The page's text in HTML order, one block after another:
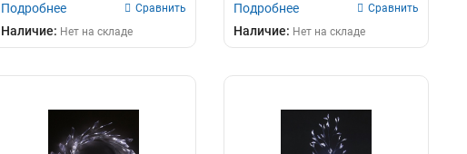
Подробнее Сравнить
Наличие: Нет на складе
Подробнее Сравнить
Наличие: Нет на складе